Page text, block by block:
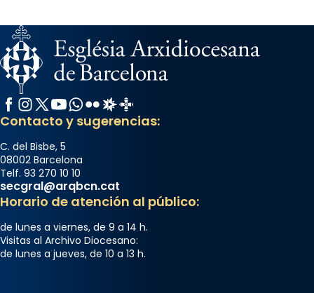
Facebook
Instagram
X / Twitter
YouTube
WhatsApp
FlickrRadio Estel
Catalunya Cristiana
Contacto y sugerencias:
C. del Bisbe, 5
08002 Barcelona
Telf. 93 270 10 10
secgral@arqbcn.cat
Horario de atención al público:
de lunes a viernes, de 9 a 14 h.
Visitas al Archivo Diocesano:
de lunes a jueves, de 10 a 13 h.